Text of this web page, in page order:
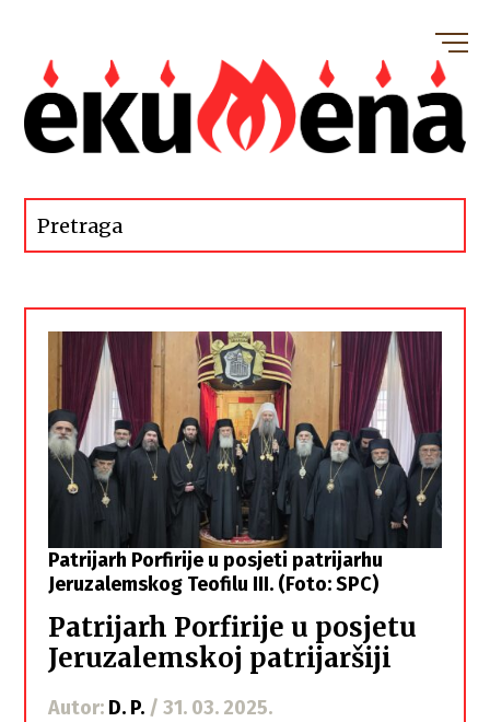
Patrijarh Porfirije u posjeti patrijarhu
Jeruzalemskog Teofilu III. (Foto: SPC)
Patrijarh Porfirije u posjetu
Jeruzalemskoj patrijaršiji
Autor: D. P. / 31. 03. 2025.